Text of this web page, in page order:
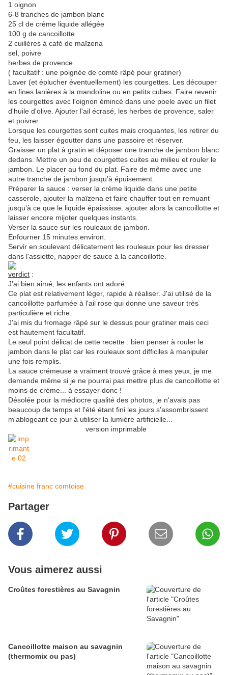
1 oignon
6-8 tranches de jambon blanc
25 cl de crème liquide allégée
100 g de cancoillotte
2 cuillères à café de maïzena
sel, poivre
herbes de provence
( facultatif : une poignée de comté râpé pour gratiner)
Laver (et éplucher éventuellement) les courgettes. Les découper
en fines lanières à la mandoline ou en petits cubes. Faire revenir
les courgettes avec l'oignon émincé dans une poele avec un filet
d'huile d'olive. Ajouter l'ail écrasé, les herbes de provence, saler
et poivrer.
Lorsque les courgettes sont cuites mais croquantes, les retirer du
feu, les laisser égoutter dans une passoire et réserver.
Graisser un plat à gratin et déposer une tranche de jambon blanc
dedans. Mettre un peu de courgettes cuites au milieu et rouler le
jambon. Le placer au fond du plat. Faire de même avec une
autre tranche de jambon jusqu'à épuisement.
Préparer la sauce : verser la crème liquide dans une petite
casserole, ajouter la maïzena et faire chauffer tout en remuant
jusqu'à ce que le liquide épaississe. ajouter alors la cancoillotte et
laisser encore mijoter quelques instants.
Verser la sauce sur les rouleaux de jambon.
Enfourner 15 minutes environ.
Servir en soulevant délicatement les rouleaux pour les dresser
dans l'assiette, napper de sauce à la cancoillotte.
verdict :
J'ai bien aimé, les enfants ont adoré.
Ce plat est relativement léger, rapide à réaliser. J'ai utilisé de la
cancoillotte parfumée à l'ail rose qui donne une saveur très
particulière et riche.
J'ai mis du fromage râpé sur le dessus pour gratiner mais ceci
est hautement facultatif.
Le seul point délicat de cette recette : bien penser à rouler le
jambon dans le plat car les rouleaux sont difficiles à manipuler
une fois remplis.
La sauce crémeuse a vraiment trouvé grâce à mes yeux, je me
demande même si je ne pourrai pas mettre plus de cancoillotte et
moins de crème... à essayer donc !
Désolée pour la médiocre qualité des photos, je n'avais pas
beaucoup de temps et l'été étant fini les jours s'assombrissent
m'ablogeant ce jour à utiliser la lumière artificielle...
version imprimable
#cuisine franc comtoise
Partager
Vous aimerez aussi
Croûtes forestières au Savagnin
Cancoillotte maison au savagnin
(thermomix ou pas)